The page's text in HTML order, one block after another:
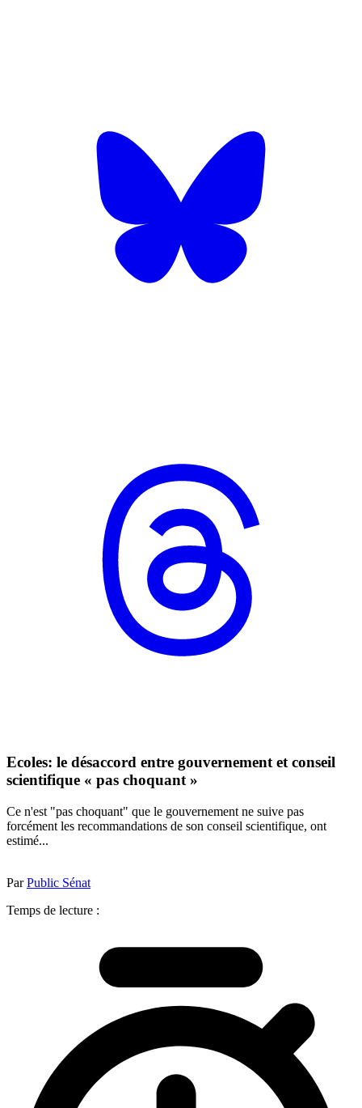
Ecoles: le désaccord entre gouvernement et conseil
scientifique « pas choquant »
Ce n'est "pas choquant" que le gouvernement ne suive pas
forcément les recommandations de son conseil scientifique, ont
estimé...
ParPublic Sénat
Temps de lecture :